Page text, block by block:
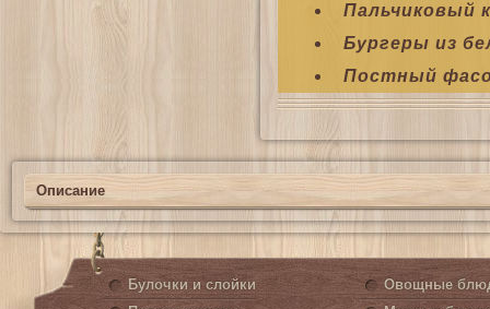
Пальчиковый
Бургеры из
Постный
Описание
Булочки и слойки
Овощные